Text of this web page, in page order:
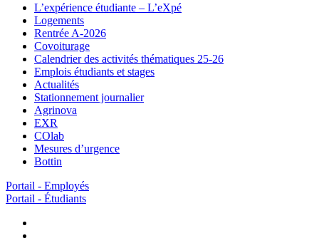
L’expérience étudiante – L’eXpé
Logements
Rentrée A-2026
Covoiturage
Calendrier des activités thématiques 25-26
Emplois étudiants et stages
Actualités
Stationnement journalier
Agrinova
EXR
COlab
Mesures d’urgence
Bottin
Portail - Employés
Portail - Étudiants